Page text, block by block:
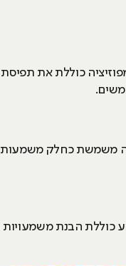
כוללת את
משמשת כחלק
כוללת הבנת